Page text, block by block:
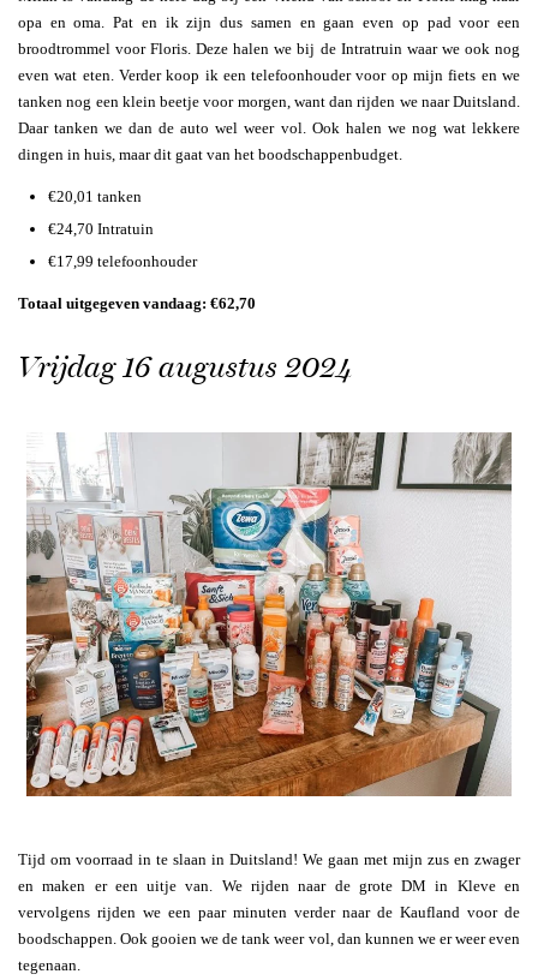
opa en oma. Pat en ik zijn dus samen en gaan even op pad voor een
broodtrommel voor Floris. Deze halen we bij de Intratruin waar we ook nog
even wat eten. Verder koop ik een telefoonhouder voor op mijn fiets en we
tanken nog een klein beetje voor morgen, want dan rijden we naar Duitsland.
Daar tanken we dan de auto wel weer vol. Ook halen we nog wat lekkere
dingen in huis, maar dit gaat van het boodschappenbudget.
€20,01 tanken
€24,70 Intratuin
€17,99 telefoonhouder
Totaal uitgegeven vandaag: €62,70
Vrijdag 16 augustus 2024
Tijd om voorraad in te slaan in Duitsland! We gaan met mijn zus en zwager
en maken er een uitje van. We rijden naar de grote DM in Kleve en
vervolgens rijden we een paar minuten verder naar de Kaufland voor de
boodschappen. Ook gooien we de tank weer vol, dan kunnen we er weer even
tegenaan.